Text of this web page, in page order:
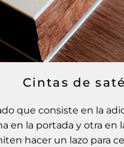
Cintas de
que consiste en la
en la portada y otra en
hacer un lazo para